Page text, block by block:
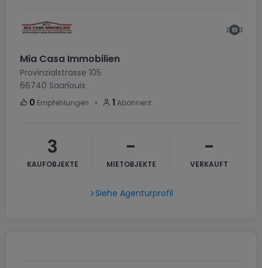
Mia Casa Immobilien
Provinzialstrasse 105
66740 Saarlouis
0 Empfehlungen ・ 1 Abonnent
3
KAUFOBJEKTE
-
MIETOBJEKTE
-
VERKAUFT
Siehe Agenturprofil